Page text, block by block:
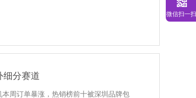
细分赛道
周订单暴涨，热销榜前十被深圳品牌包
微信扫一扫